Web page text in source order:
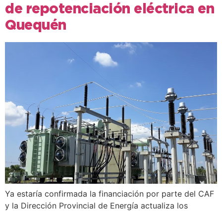
de repotenciación eléctrica en
Quequén
Ya estaría confirmada la financiación por parte del CAF
y la Dirección Provincial de Energía actualiza los